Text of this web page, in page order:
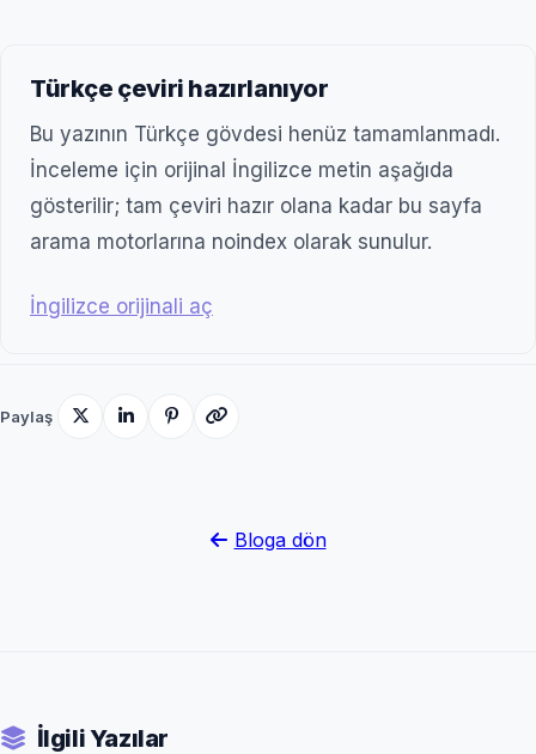
Türkçe çeviri hazırlanıyor
Bu yazının Türkçe gövdesi henüz tamamlanmadı.
İnceleme için orijinal İngilizce metin aşağıda
gösterilir; tam çeviri hazır olana kadar bu sayfa
arama motorlarına noindex olarak sunulur.
İngilizce orijinali aç
Paylaş
Bloga dön
İlgili Yazılar